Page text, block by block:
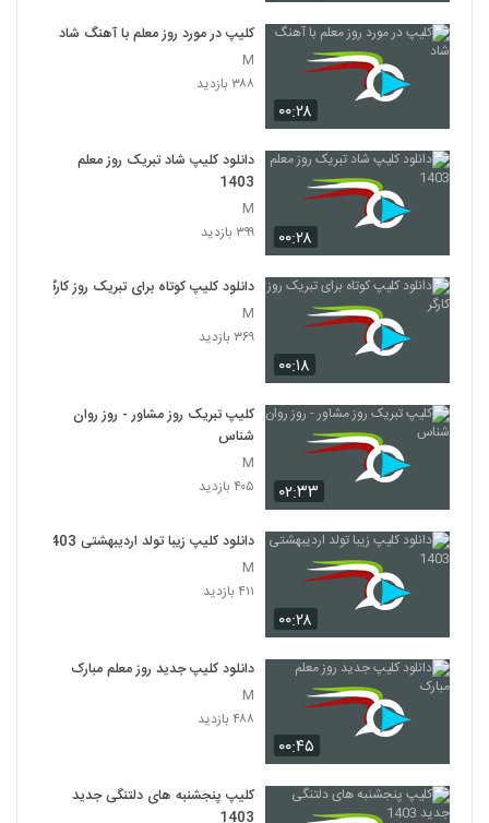
۰۰:۲۸
کلیپ در مورد روز معلم با آهنگ شاد
M
۳۸۸ بازدید
۰۰:۲۸
دانلود کلیپ شاد تبریک روز معلم
1403
M
۳۹۹ بازدید
۰۰:۱۸
دانلود کلیپ کوتاه برای تبریک روز کارگر
M
۳۶۹ بازدید
۰۲:۳۳
کلیپ تبریک روز مشاور - روز روان
شناس
M
۴۰۵ بازدید
۰۰:۲۸
دانلود کلیپ زیبا تولد اردیبهشتی 1403
M
۴۱۱ بازدید
۰۰:۴۵
دانلود کلیپ جدید روز معلم مبارک
M
۴۸۸ بازدید
کلیپ پنجشنبه های دلتنگی جدید
1403